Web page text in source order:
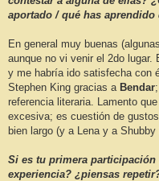
aportado / qué has aprendido
En general muy buenas
aunque no vi venir el 2do lugar.
y me habría ido satisfecha con
Stephen King gracias a Bendar
referencia literaria. Lamento
excesiva; es cuestión de
bien largo (y a Lena y a Shubby
Si es tu primera
experiencia? ¿piensas